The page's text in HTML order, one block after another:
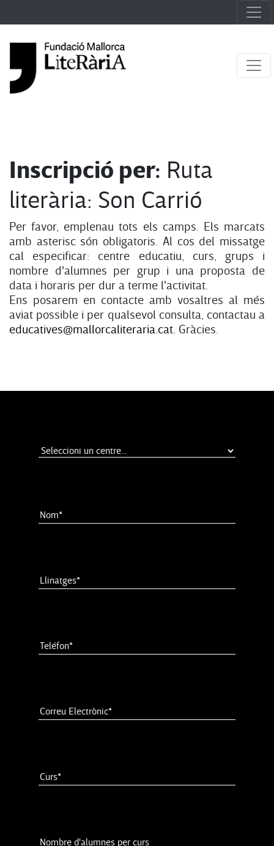
Inscripció per: Ruta
literària: Son Carrió
Per favor, emplenau tots els camps. Els marcats
amb asterisc són obligatoris. Al cos del missatge
cal especificar: centre educatiu, curs, grups i
nombre d'alumnes per grup i una proposta de
data i horaris per dur a terme l'activitat.
Ens posarem en contacte amb vosaltres al més
aviat possible i per qualsevol consulta, contactau a
educatives@mallorcaliteraria.cat. Gràcies.